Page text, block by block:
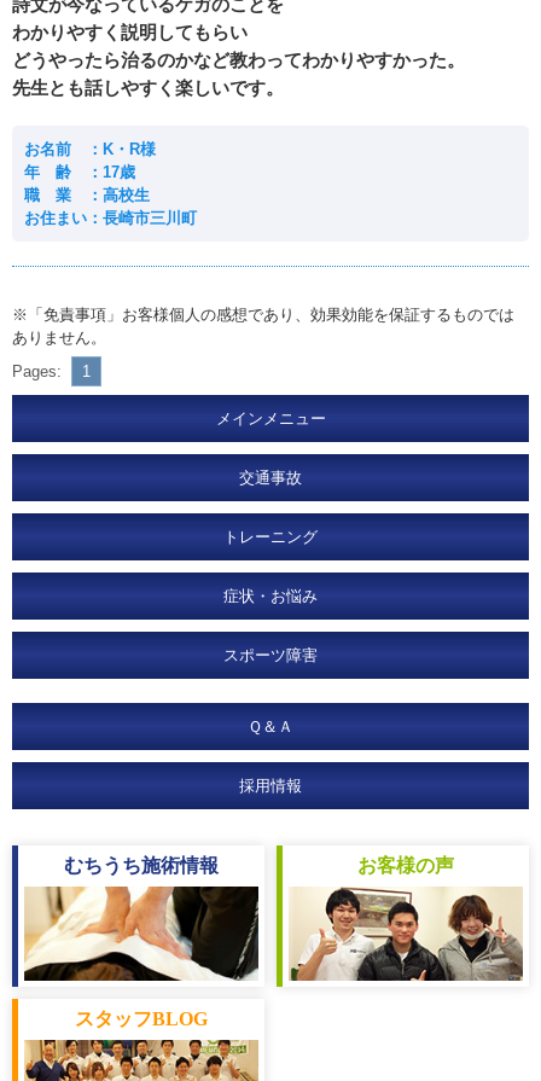
詩文が今なっているケガのことを
わかりやすく説明してもらい
どうやったら治るのかなど教わってわかりやすかった。
先生とも話しやすく楽しいです。
お名前 ：K・R様
年 齢 ：17歳
職 業 ：高校生
お住まい：長崎市三川町
※「免責事項」お客様個人の感想であり、効果効能を保証するものでは
ありません。
Pages:
1
メインメニュー
交通事故
トレーニング
症状・お悩み
スポーツ障害
Ｑ＆Ａ
採用情報
むちうち施術情報 お客様の声
スタッフBLOG